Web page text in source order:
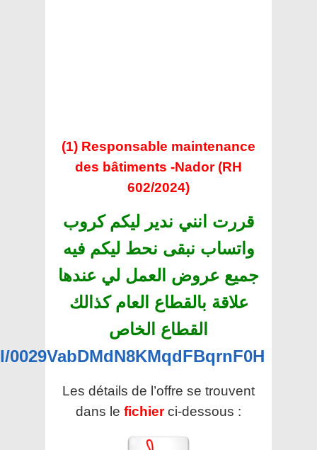
(1) Responsable maintenance
des bâtiments -Nador (RH
602/2024)
قررت انني ندير ليكم كروب
واتساب نبقى نحط ليكم فيه
جميع عروض العمل لي عندها
علاقة بالقطاع العام كذالك
القطاع الخاص
Les détails de l’offre se trouvent
dans le fichier ci-dessous :